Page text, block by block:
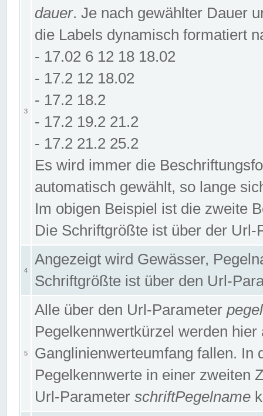
3
dauer. Je nach gewählter Dauer
die Labels dynamisch formatiert
- 17.02 6 12 18 18.02
- 17.2 12 18.02
- 17.2 18.2
- 17.2 19.2 21.2
- 17.2 21.2 25.2
Es wird immer die
automatisch gewählt, so lange
Im obigen Beispiel ist die zweite
Die Schriftgrößte ist über der
4
Angezeigt wird Gewässer,
Schriftgrößte ist über den Url-
5
Alle über den Url-Parameter
Pegelkennwertkürzel werden
Ganglinienwerteumfang fallen. In
Pegelkennwerte in einer zweiten
Url-Parameter schriftPegelname